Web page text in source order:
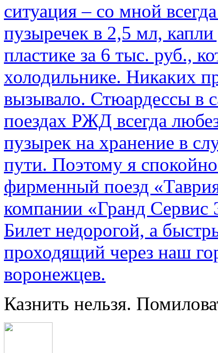
ситуация – со мной
пузыречек в 2,5 мл,
пластике за 6 тыс. руб.,
холодильнике. Никаких
вызывало. Стюардессы в
поездах РЖД всегда
пузырек на хранение в
пути. По­этому я
фирменный поезд
компании «Гранд Сервис
Билет недорогой, а
проходящий через наш
воронежцев.
Казнить нельзя.